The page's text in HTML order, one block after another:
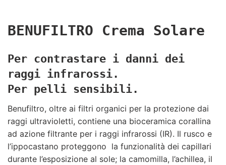
BENUFILTRO Crema Solare
Per contrastare i danni dei
raggi infrarossi.
Per pelli sensibili.
Benufiltro, oltre ai filtri organici per la protezione dai
raggi ultravioletti, contiene una bioceramica corallina
ad azione filtrante per i raggi infrarossi (IR). Il rusco e
l’ippocastano proteggono la funzionalità dei capillari
durante l’esposizione al sole; la camomilla, l’achillea, il